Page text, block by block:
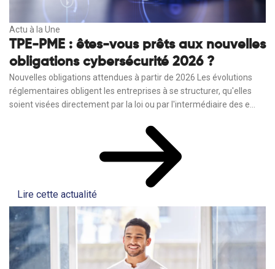
Actu à la Une
TPE-PME : êtes-vous prêts aux nouvelles
obligations cybersécurité 2026 ?
Nouvelles obligations attendues à partir de 2026 Les évolutions
réglementaires obligent les entreprises à se structurer, qu'elles
soient visées directement par la loi ou par l'intermédiaire des e...
Lire cette actualité